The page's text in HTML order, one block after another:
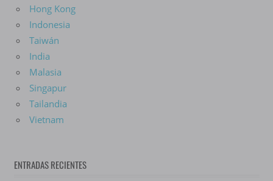
Hong Kong
Indonesia
Taiwán
India
Malasia
Singapur
Tailandia
Vietnam
ENTRADAS RECIENTES